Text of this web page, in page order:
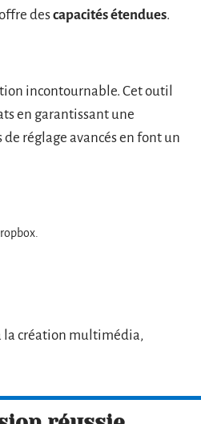
descapacités étendues.
incontournable. Cet outil
en garantissant une
de réglage avancés en font un
la création multimédia,